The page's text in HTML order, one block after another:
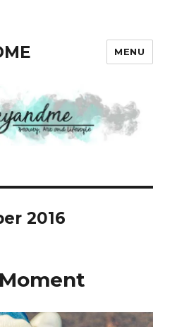
MENU
2016